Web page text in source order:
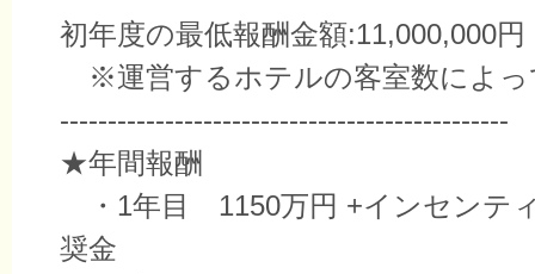
初年度の最低報酬金額:11,000,000円
※運営するホテルの客室数によっ
-----------------------------------------------
★年間報酬
・1年目 1150万円 +インセンテ
奨金